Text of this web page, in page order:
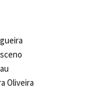
Oliveira